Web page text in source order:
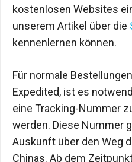
kostenlosen Websites
unserem Artikel über die
kennenlernen können.
Für normale
Expedited, ist es
eine Tracking-Nummer
werden. Diese Nummer
Auskunft über den Weg
Chinas. Ab dem